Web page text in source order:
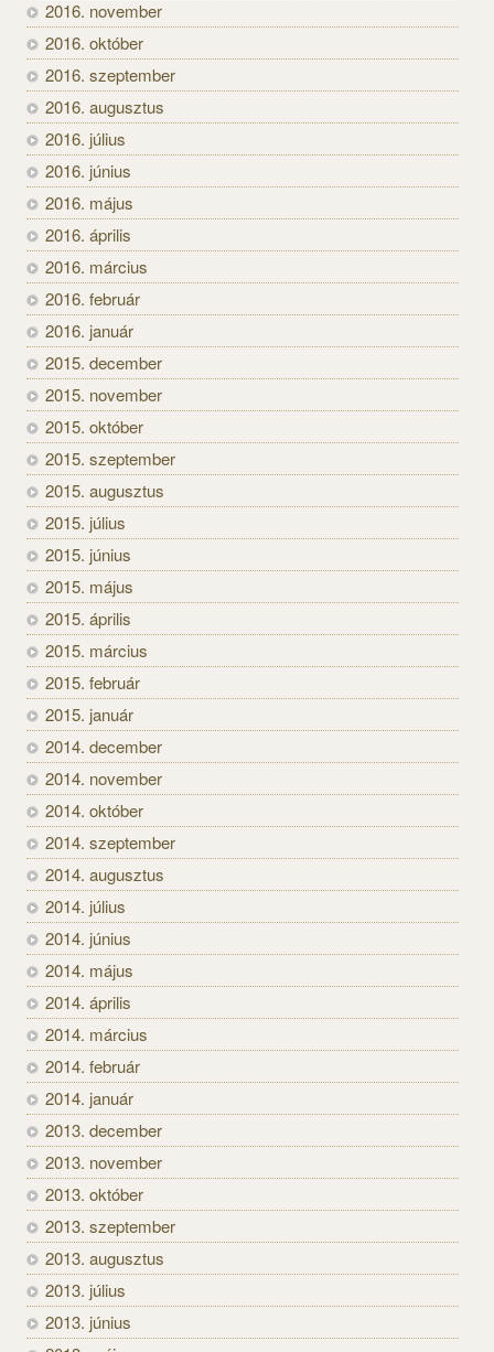
2016. november
2016. október
2016. szeptember
2016. augusztus
2016. július
2016. június
2016. május
2016. április
2016. március
2016. február
2016. január
2015. december
2015. november
2015. október
2015. szeptember
2015. augusztus
2015. július
2015. június
2015. május
2015. április
2015. március
2015. február
2015. január
2014. december
2014. november
2014. október
2014. szeptember
2014. augusztus
2014. július
2014. június
2014. május
2014. április
2014. március
2014. február
2014. január
2013. december
2013. november
2013. október
2013. szeptember
2013. augusztus
2013. július
2013. június